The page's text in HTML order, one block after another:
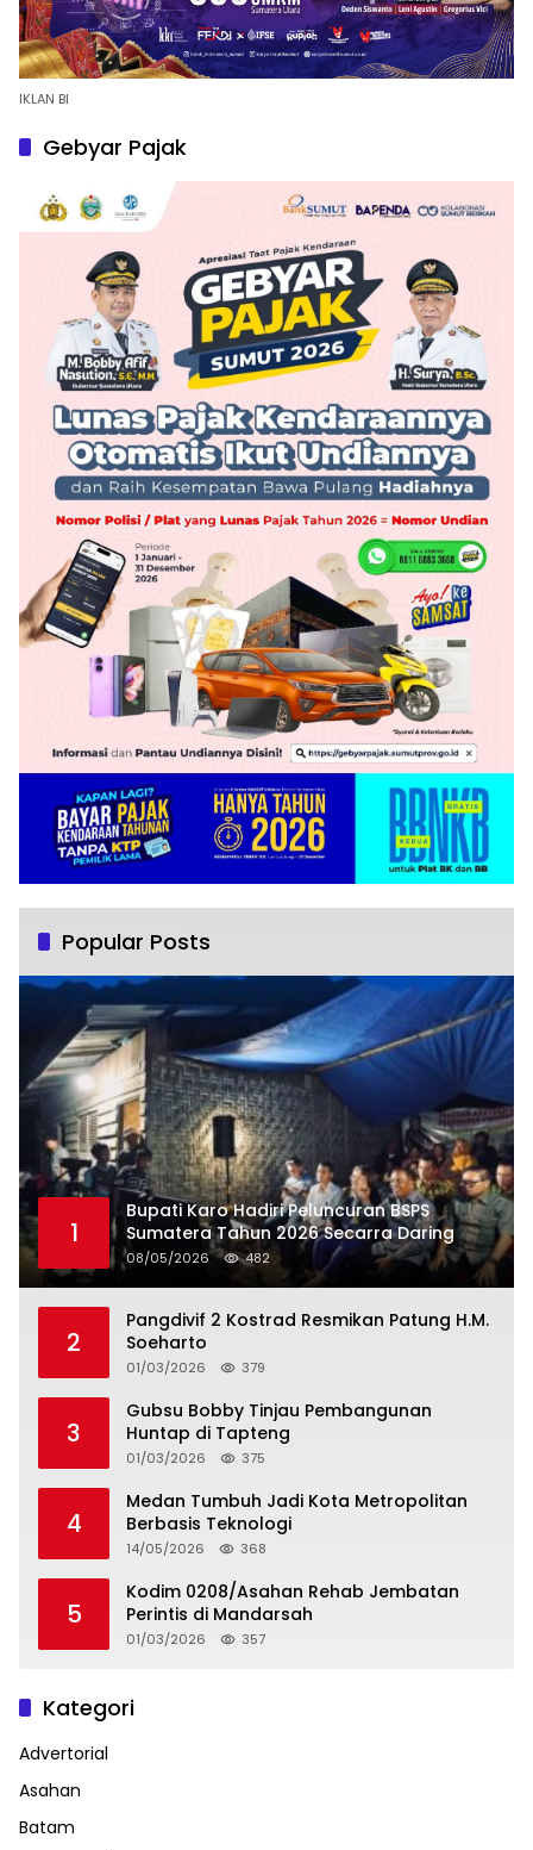
IKLAN BI
Gebyar Pajak
Popular Posts
1
Bupati Karo Hadiri Peluncuran BSPS
Sumatera Tahun 2026 Secarra Daring
08/05/2026 482
2
Pangdivif 2 Kostrad Resmikan Patung H.M.
Soeharto
01/03/2026 379
3
Gubsu Bobby Tinjau Pembangunan
Huntap di Tapteng
01/03/2026 375
4
Medan Tumbuh Jadi Kota Metropolitan
Berbasis Teknologi
14/05/2026 368
5
Kodim 0208/Asahan Rehab Jembatan
Perintis di Mandarsah
01/03/2026 357
Kategori
Advertorial
Asahan
Batam